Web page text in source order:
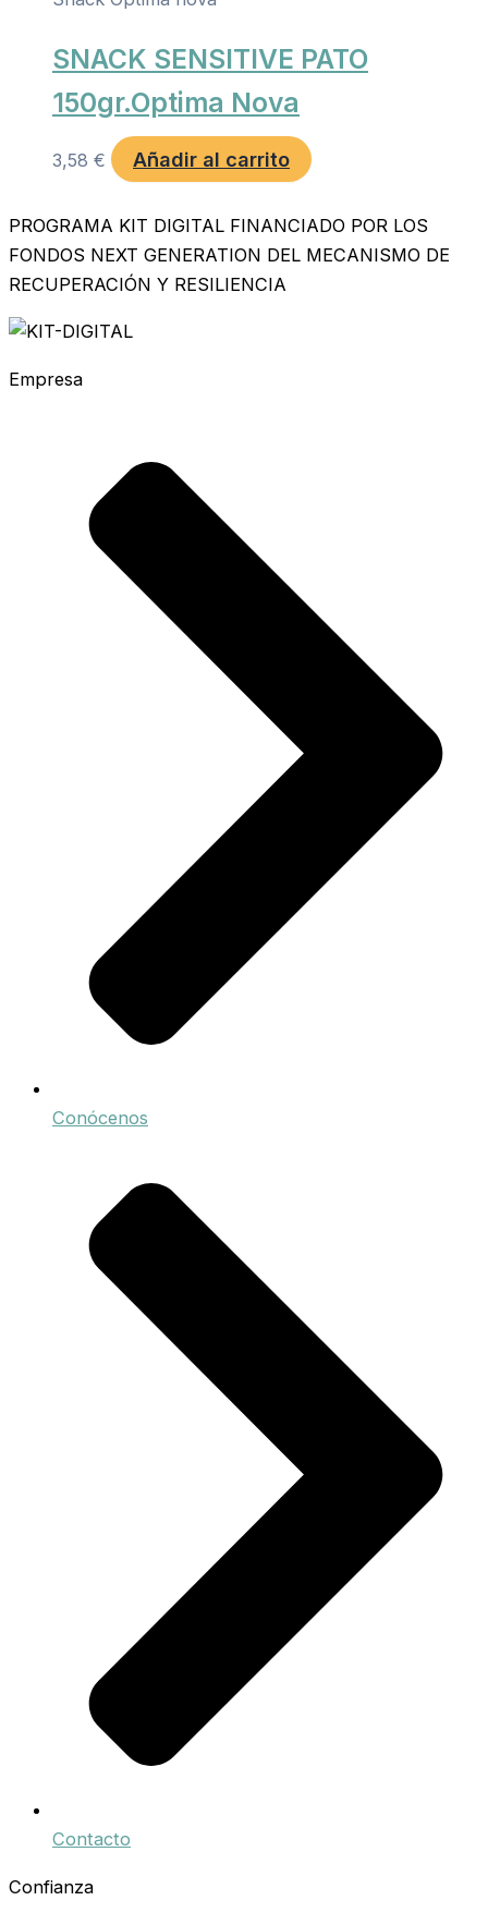
SNACK SENSITIVE PATO
150gr.Optima Nova
3,58 € Añadir al carrito
PROGRAMA KIT DIGITAL FINANCIADO POR LOS
FONDOS NEXT GENERATION DEL MECANISMO DE
RECUPERACIÓN Y RESILIENCIA
Empresa
Conócenos
Contacto
Confianza